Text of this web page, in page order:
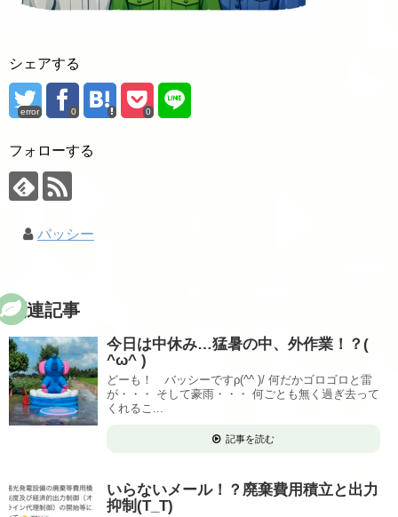
シェアする
error 0 0
フォローする
バッシー
関連記事
今日は中休み…猛暑の中、外作業！？(
^ω^ )
どーも！ バッシーですρ(^^ )/ 何だかゴロゴロと雷
が・・・ そして豪雨・・・ 何ごとも無く過ぎ去って
くれるこ...
記事を読む
いらないメール！？廃棄費用積立と出力
抑制(T_T)